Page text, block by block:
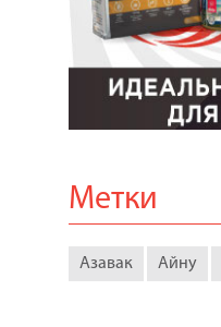
Метки
Азавак Айну